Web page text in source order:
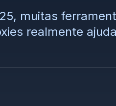
muitas
realmente